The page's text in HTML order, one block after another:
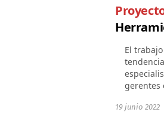
El
gerentes
19 junio 2022